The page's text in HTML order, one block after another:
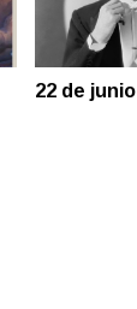
22 de junio